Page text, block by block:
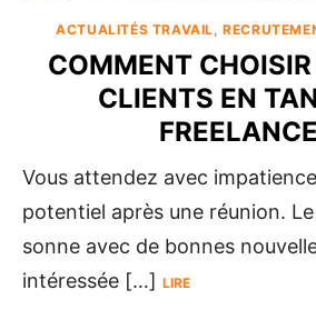
ACTUALITÉS TRAVAIL ,
COMMENT
CLIENTS EN
Vous attendez avec
potentiel après une réunion.
sonne avec de bonnes
intéressée […] LIRE